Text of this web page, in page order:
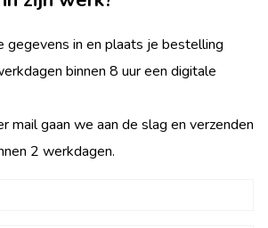
gegevens in en plaats je bestelling
binnen 8 uur een digitale
mail gaan we aan de slag en verzenden
2 werkdagen.